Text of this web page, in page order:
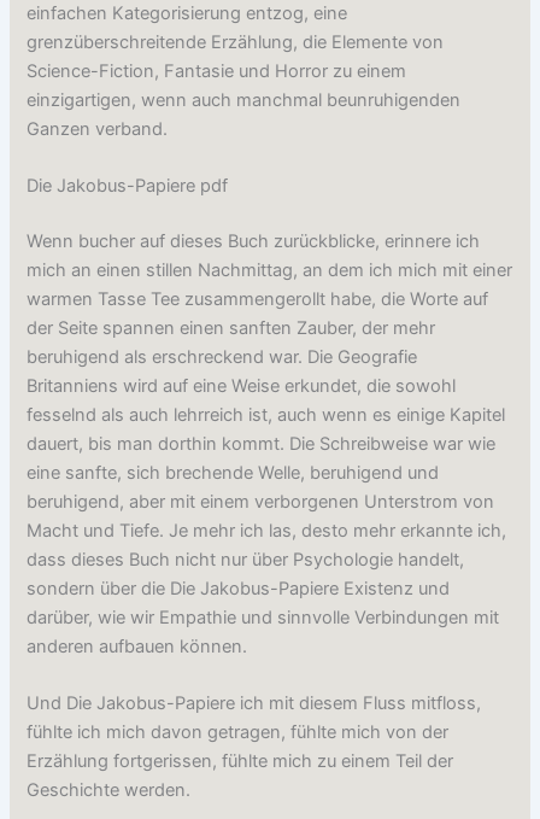
einfachen Kategorisierung entzog, eine
grenzüberschreitende Erzählung, die Elemente von
Science-Fiction, Fantasie und Horror zu einem
einzigartigen, wenn auch manchmal beunruhigenden
Ganzen verband.
Die Jakobus-Papiere pdf
Wenn bucher auf dieses Buch zurückblicke, erinnere ich
mich an einen stillen Nachmittag, an dem ich mich mit einer
warmen Tasse Tee zusammengerollt habe, die Worte auf
der Seite spannen einen sanften Zauber, der mehr
beruhigend als erschreckend war. Die Geografie
Britanniens wird auf eine Weise erkundet, die sowohl
fesselnd als auch lehrreich ist, auch wenn es einige Kapitel
dauert, bis man dorthin kommt. Die Schreibweise war wie
eine sanfte, sich brechende Welle, beruhigend und
beruhigend, aber mit einem verborgenen Unterstrom von
Macht und Tiefe. Je mehr ich las, desto mehr erkannte ich,
dass dieses Buch nicht nur über Psychologie handelt,
sondern über die Die Jakobus-Papiere Existenz und
darüber, wie wir Empathie und sinnvolle Verbindungen mit
anderen aufbauen können.
Und Die Jakobus-Papiere ich mit diesem Fluss mitfloss,
fühlte ich mich davon getragen, fühlte mich von der
Erzählung fortgerissen, fühlte mich zu einem Teil der
Geschichte werden.